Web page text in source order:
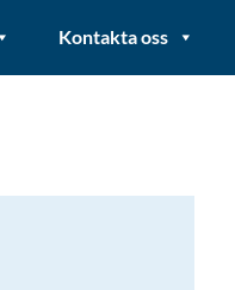
Kontakta oss